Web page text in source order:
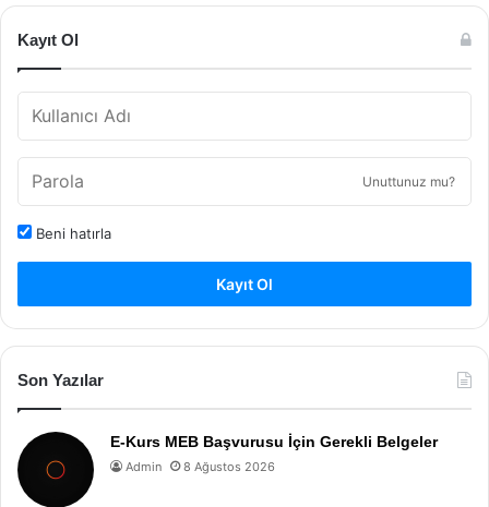
Kayıt Ol
Unuttunuz mu?
Beni hatırla
Kayıt Ol
Son Yazılar
E-Kurs MEB Başvurusu İçin Gerekli Belgeler
Admin 8 Ağustos 2026